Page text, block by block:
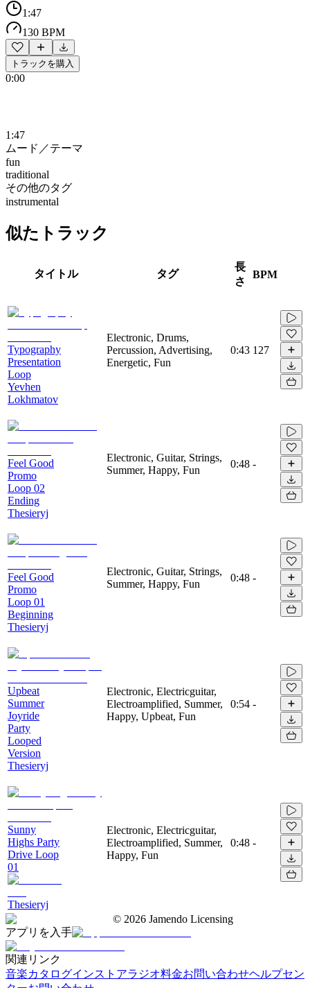
1:47
130 BPM
トラックを購入
0:00
1:47
ムード／テーマ
fun
traditional
その他のタグ
instrumental
似たトラック
タイトル タグ
長
さ
BPM
Typography
Presentation
Loop
Yevhen
Lokhmatov
Electronic, Drums,
Percussion, Advertising,
Energetic, Fun
0:43 127
Feel Good
Promo
Loop 02
Ending
Thesieryj
Electronic, Guitar, Strings,
Summer, Happy, Fun
0:48 -
Feel Good
Promo
Loop 01
Beginning
Thesieryj
Electronic, Guitar, Strings,
Summer, Happy, Fun
0:48 -
Upbeat
Summer
Joyride
Party
Looped
Version
Thesieryj
Electronic, Electricguitar,
Electroamplified, Summer,
Happy, Upbeat, Fun
0:54 -
Sunny
Highs Party
Drive Loop
01
Thesieryj
Electronic, Electricguitar,
Electroamplified, Summer,
Happy, Fun
0:48 -
© 2026 Jamendo Licensing
アプリを入手
関連リンク
音楽カタログインストアラジオ料金お問い合わせヘルプセン